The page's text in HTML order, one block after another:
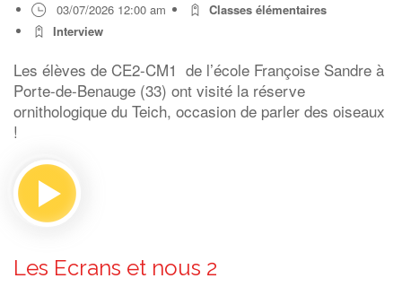
03/07/2026 12:00 am
Classes élémentaires
Interview
Les élèves de CE2-CM1 de l’école Françoise Sandre à
Porte-de-Benauge (33) ont visité la réserve
ornithologique du Teich, occasion de parler des oiseaux
!
Les Ecrans et nous 2